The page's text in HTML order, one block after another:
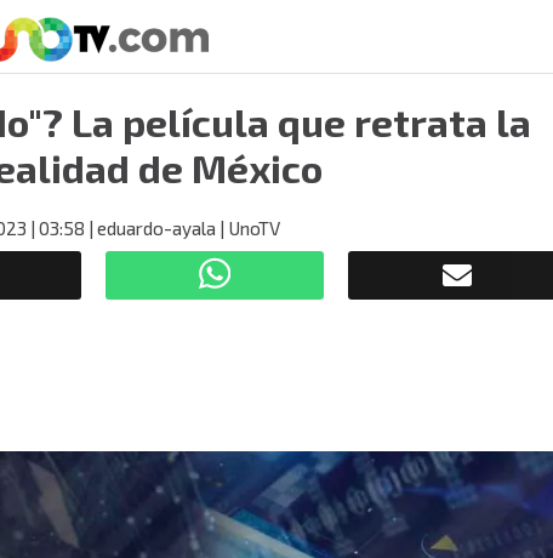
La película que retrata la
de México
| 03:58 | eduardo-ayala | UnoTV